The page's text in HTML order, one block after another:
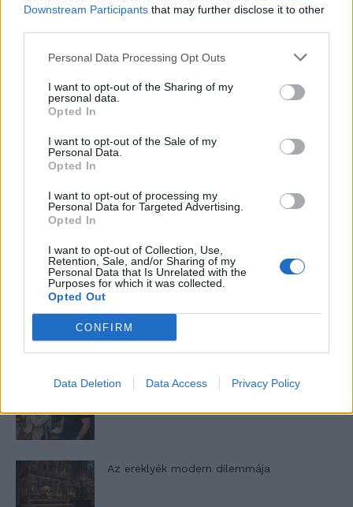
Downstream Participants that may further disclose it to other
Personal Data Processing Opt Outs
I want to opt-out of the Sharing of my
personal data.
Opted In
I want to opt-out of the Sale of my
Personal Data.
Opted In
I want to opt-out of processing my
Personal Data for Targeted Advertising.
Opted In
I want to opt-out of Collection, Use,
Retention, Sale, and/or Sharing of my
Personal Data that Is Unrelated with the
Purposes for which it was collected.
Opted Out
CONFIRM
Data Deletion Data Access Privacy Policy
Minka 9. rész
Máltai kaland 7.
nyílik – Villa...
A családok, akik soha nem hagyták abba
várakozást – Ha egy...
Panna és a szép szerelmek mítosza 2.
Az ereklyék modern dilemmája